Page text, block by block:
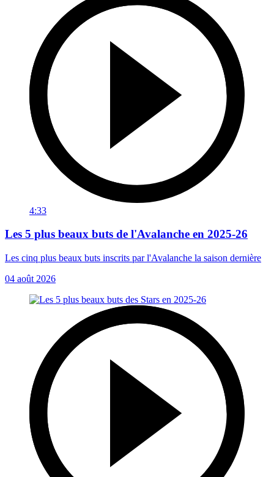
4:33
Les 5 plus beaux buts de l'Avalanche en 2025-26
Les cinq plus beaux buts inscrits par l'Avalanche la saison dernière
04 août 2026